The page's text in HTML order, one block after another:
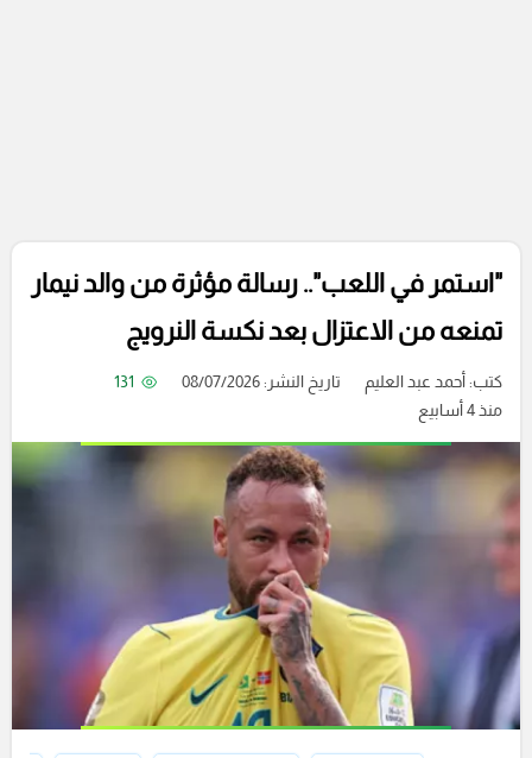
"استمر في اللعب".. رسالة مؤثرة من والد نيمار
تمنعه من الاعتزال بعد نكسة النرويج
كتب:أحمد عبد العليم تاريخ النشر: 08/07/2026
131
منذ 4 أسابيع